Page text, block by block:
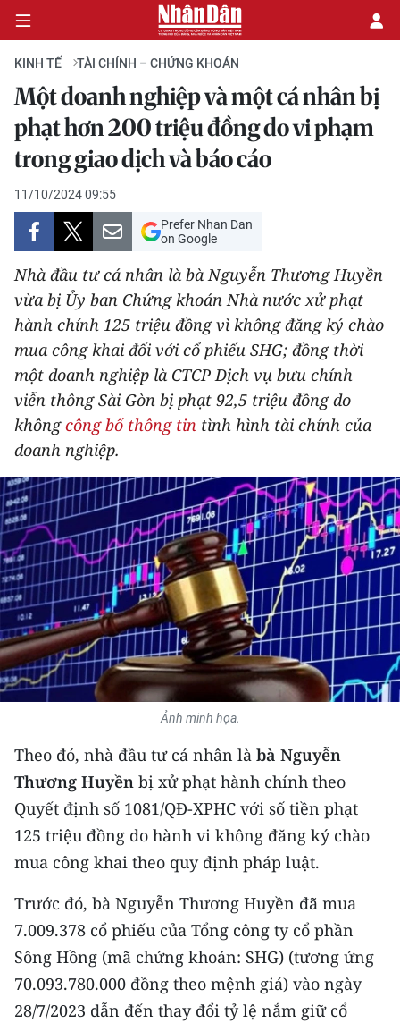
CHÍNH TRỊ
KINH TẾ
VĂN HÓA
XÃ HỘI
PHÁP LUẬT
DU LỊCH
THẾ GIỚI
THỂ THAO
GIÁO DỤC
Y TẾ
KHOA HỌC - CÔNG NGHỆ
MÔI TRƯỜNG
BẠN ĐỌC
KIỂM CHỨNG THÔNG TIN
TRI THỨC CHUYÊN SÂU
54 DÂN TỘC VIỆT NAM
CHƯƠNG TRÌNH OCOP - MỖI XÃ
MỘT SẢN PHẨM
MEDIA CENTER
E-Magazine
Video
KINH TẾ TÀI CHÍNH – CHỨNG KHOÁN
Một doanh nghiệp và một cá nhân bị
phạt hơn 200 triệu đồng do vi phạm
trong giao dịch và báo cáo
11/10/2024 09:55
Prefer Nhan Dan
on Google
Nhà đầu tư cá nhân là bà Nguyễn Thương Huyền
vừa bị Ủy ban Chứng khoán Nhà nước xử phạt
hành chính 125 triệu đồng vì không đăng ký chào
mua công khai đối với cổ phiếu SHG; đồng thời
một doanh nghiệp là CTCP Dịch vụ bưu chính
viễn thông Sài Gòn bị phạt 92,5 triệu đồng do
khôngcông bố thông tin tình hình tài chính của
doanh nghiệp.
Ảnh minh họa.
Theo đó, nhà đầu tư cá nhân là bà Nguyễn
Thương Huyền bị xử phạt hành chính theo
Quyết định số 1081/QĐ-XPHC với số tiền phạt
125 triệu đồng do hành vi không đăng ký chào
mua công khai theo quy định pháp luật.
Trước đó, bà Nguyễn Thương Huyền đã mua
7.009.378 cổ phiếu của Tổng công ty cổ phần
Sông Hồng (mã chứng khoán: SHG) (tương ứng
70.093.780.000 đồng theo mệnh giá) vào ngày
28/7/2023 dẫn đến thay đổi tỷ lệ nắm giữ cổ